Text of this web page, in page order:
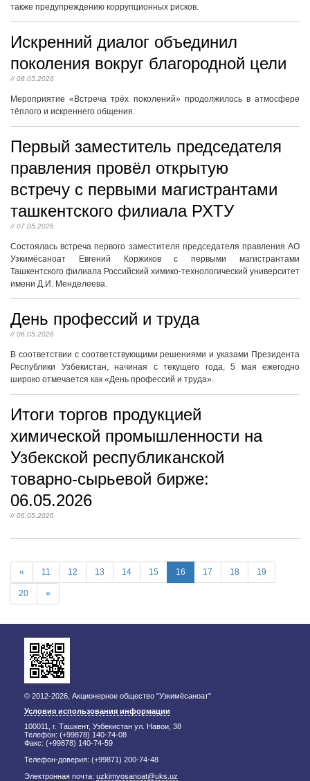
также предупреждению коррупционных рисков.
Искренний диалог объединил
поколения вокруг благородной цели
// 08.05.2026
Мероприятие «Встреча трёх поколений» продолжилось в атмосфере
тёплого и искреннего общения.
Первый заместитель председателя
правления провёл открытую
встречу с первыми магистрантами
ташкентского филиала РХТУ
// 07.05.2026
Состоялась встреча первого заместителя председателя правления АО
Узкимёсаноат Евгений Коржиков с первыми магистрантами
Ташкентского филиала Российский химико-технологический университет
имени Д.И. Менделеева.
День профессий и труда
// 06.05.2026
В соответствии с соответствующими решениями и указами Президента
Республики Узбекистан, начиная с текущего года, 5 мая ежегодно
широко отмечается как «День профессий и труда».
Итоги торгов продукцией
химической промышленности на
Узбекской республиканской
товарно-сырьевой бирже:
06.05.2026
// 06.05.2026
« 11 12 13 14 15 16 17 18 19
20 »
© 2012-2026, Акционерное общество "Узкимёсаноат"
Условия использования информации
100011, г. Ташкент, Узбекистан ул. Навои, 38
Телефон: (+99878) 140-74-08
Факс: (+99878) 140-74-59
Телефон-доверия: (+99871) 200-74-48
Электронная почта: uzkimyosanoat@uks.uz